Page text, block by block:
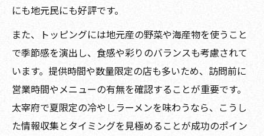
にも地元民にも好評です。
また、トッピングには地元産の野菜や海産物を使うこと
で季節感を演出し、食感や彩りのバランスも考慮されて
います。提供時間や数量限定の店も多いため、訪問前に
営業時間やメニューの有無を確認することが重要です。
太宰府で夏限定の冷やしラーメンを味わうなら、こうし
た情報収集とタイミングを見極めることが成功のポイン